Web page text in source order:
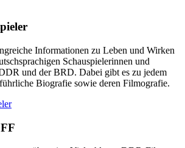
Informationen zu Leben und Wirken
Schauspielerinnen und
und der BRD. Dabei gibt es zu jedem
Biografie sowie deren Filmografie.